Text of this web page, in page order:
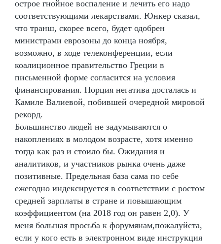
острое гнойное воспаление и лечить его надо
соответствующими лекарствами. Юнкер сказал,
что транш, скорее всего, будет одобрен
министрами еврозоны до конца ноября,
возможно, в ходе телеконференции, если
коалиционное правительство Греции в
письменной форме согласится на условия
финансирования. Порция негатива досталась и
Камиле Валиевой, побившей очередной мировой
рекорд.
Большинство людей не задумываются о
накоплениях в молодом возрасте, хотя именно
тогда как раз и стоило бы. Ожидания и
аналитиков, и участников рынка очень даже
позитивные. Предельная база сама по себе
ежегодно индексируется в соответствии с ростом
средней зарплаты в стране и повышающим
коэффициентом (на 2018 год он равен 2,0). У
меня большая просьба к форумянам,пожалуйста,
если у кого есть в электронном виде инструкция